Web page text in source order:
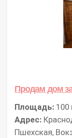
Продам дом
Площадь: 100
Адрес:
Пшехская,